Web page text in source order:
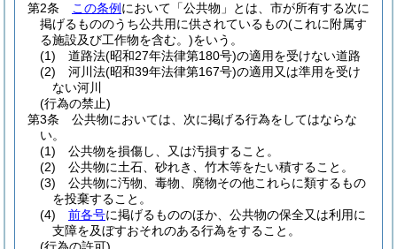
第2条
この条例 において「公共物」とは、市が所有する次に
掲げるもののうち公共用に供されているもの(これに附属す
る施設及び工作物を含む。)をいう。
(1)
道路法(昭和27年法律第180号)の適用を受けない道路
(2)
河川法(昭和39年法律第167号)の適用又は準用を受け
ない河川
(行為の禁止)
第3条
公共物においては、次に掲げる行為をしてはならな
い。
(1)
公共物を損傷し、又は汚損すること。
(2)
公共物に土石、砂れき、竹木等をたい積すること。
(3)
公共物に汚物、毒物、廃物その他これらに類するもの
を投棄すること。
(4)
前各号に掲げるもののほか、公共物の保全又は利用に
支障を及ぼすおそれのある行為をすること。